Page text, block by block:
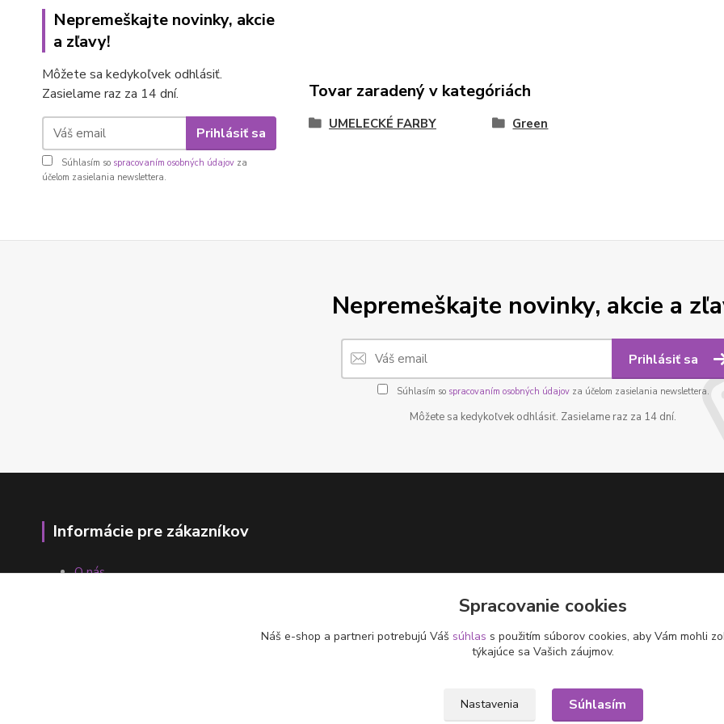
Nepremeškajte novinky, akcie
a zľavy!
Môžete sa kedykoľvek odhlásiť.
Zasielame raz za 14 dní.
Prihlásiť sa
Súhlasím so spracovaním osobných údajov za
účelom zasielania newslettera.
Tovar zaradený v kategóriách
UMELECKÉ FARBY Green
Nepremeškajte novinky, akcie a
Prihlásiť sa
Súhlasím so spracovaním osobných údajovza účelom zasielania newslettera.
Môžete sa kedykoľvek odhlásiť. Zasielame raz za 14 dní.
Informácie pre zákazníkov
O nás
Spracovanie cookies
Náš e-shop a partneri potrebujú Váš súhlas s použitím súborov cookies, aby Vám mohli
týkajúce sa Vašich záujmov.
Nastavenia Súhlasím